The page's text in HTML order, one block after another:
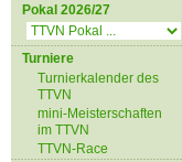
Pokal 2026/27
Turniere
Turnierkalender des
TTVN
mini-Meisterschaften
im TTVN
TTVN-Race